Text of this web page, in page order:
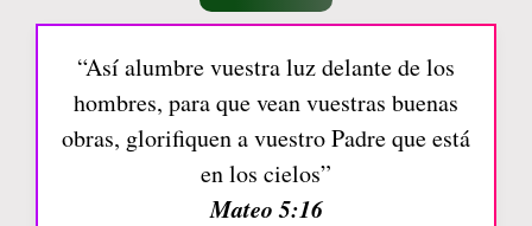
“Así alumbre vuestra luz delante de los
hombres, para que vean vuestras buenas
obras, glorifiquen a vuestro Padre que está
en los cielos”
Mateo 5:16